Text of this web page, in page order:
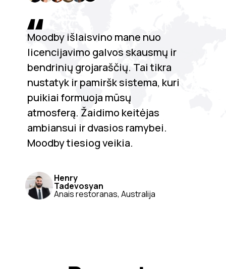
Moodby išlaisvino mane nuo
licencijavimo galvos skausmų ir
bendrinių grojaraščių. Tai tikra
nustatyk ir pamiršk sistema, kuri
puikiai formuoja mūsų
atmosferą. Žaidimo keitėjas
ambiansui ir dvasios ramybei.
Moodby tiesiog veikia.
Henry
Tadevosyan
Anais restoranas, Australija